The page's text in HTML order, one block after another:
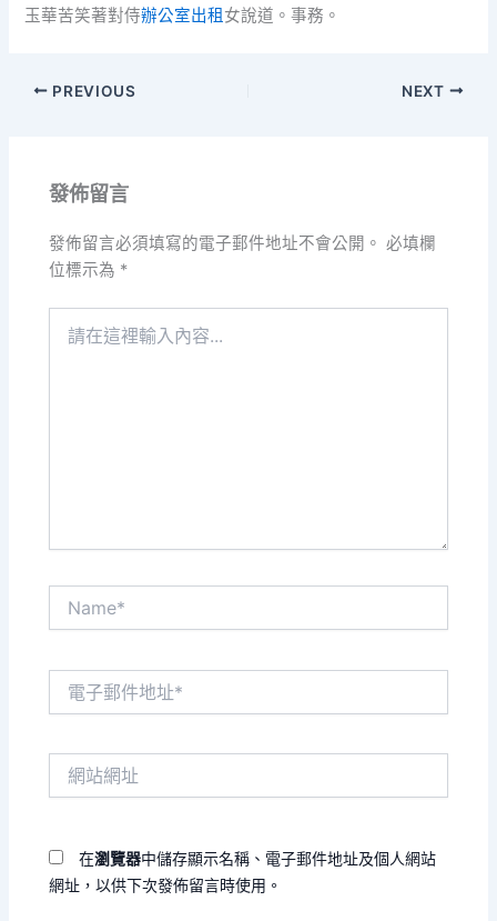
玉華苦笑著對侍辦公室出租 女說道。事務。
PREVIOUS NEXT
發佈留言
發佈留言必須填寫的電子郵件地址不會公開。 必填欄
位標示為 *
在瀏覽器中儲存顯示名稱、電子郵件地址及個人網站
網址，以供下次發佈留言時使用。